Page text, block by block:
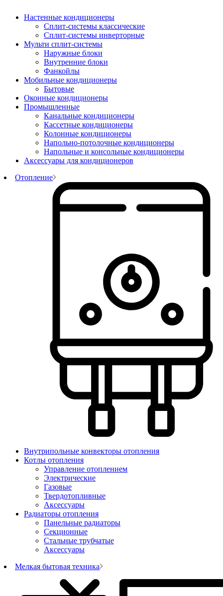
Настенные кондиционеры
Сплит-системы классические
Сплит-системы инверторные
Мульти сплит-системы
Наружные блоки
Внутренние блоки
Фанкойлы
Мобильные кондиционеры
Бытовые
Оконные кондиционеры
Промышленные
Канальные кондиционеры
Кассетные кондиционеры
Колонные кондиционеры
Напольно-потолочные кондиционеры
Напольные и консольные кондиционеры
Аксессуары для кондиционеров
Отопление
Внутрипольные конвекторы отопления
Котлы отопления
Управление отоплением
Электрические
Газовые
Твердотопливные
Аксессуары
Радиаторы отопления
Панельные радиаторы
Секционные
Стальные трубчатые
Аксессуары
Мелкая бытовая техника